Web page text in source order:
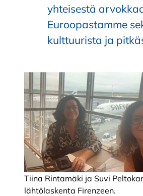
yhteisestä
Euroopastamme
kulttuurista ja
Tiina Rintamäki ja Suvi
lähtölaskenta Firenzeen.